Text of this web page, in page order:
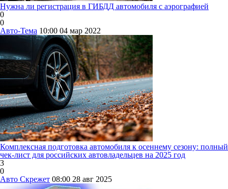
Нужна ли регистрация в ГИБДД автомобиля с аэрографией
0
0
Авто-Тема 10:00 04 мар 2022
Комплексная подготовка автомобиля к осеннему сезону: полный
чек-лист для российских автовладельцев на 2025 год
3
0
Авто Скрежет 08:00 28 авг 2025